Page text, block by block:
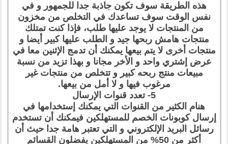
هذه الطريقة سوف تكون جاذبة جدا للجمهور و في
نفس الوقت سوف تساعدك في التخلص من مخزون
من المنتجات لا يوجد عليها طلب، فإذا كنت تمتلك
منتجات هامش ربحها جيد و الطلب عليها كبير أيضا و
منتجات أخرى لا يتم بيعها يمكنك أن تدمج الإثنين معا في
عرض إشتري واحد و الأخر مجانا و بهذا تزيد من نسبة
مبيعات منتج ربحه كبير و تتخلص من منتجات غير
مرغوب فيها و لا أمل من بيعها.
5- تعدد قنوات الإرسال
هنام الكثير من القنوات التي يمكنك إستخدامها في
إرسال كوبونات الخصم للمستهلكين فيمكنك أن تستخدم
رسائل البريد الإلكتروني و التي تعتبر هامة جدا حيث أن
أكثر من 50% من المستهلكين يفضلون القسائم